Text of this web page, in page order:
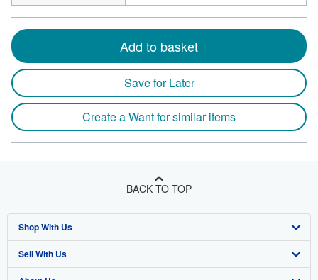
Add to basket
Save for Later
Create a Want for similar items
BACK TO TOP
Shop With Us
Advanced Search
Sell With Us